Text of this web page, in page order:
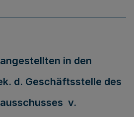
in den
d. Geschäftsstelle des
v.